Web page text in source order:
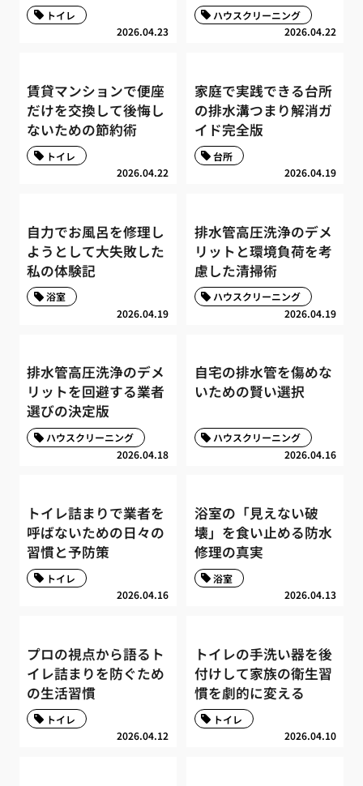
2026.04.23
トイレ
2026.04.22
ハウスクリーニング
賃貸マンションで便座
だけを交換して後悔し
ないための節約術
2026.04.22
トイレ
家庭で実践できる台所
の排水溝つまり解消ガ
イド完全版
2026.04.19
台所
自力でお風呂を修理し
ようとして大失敗した
私の体験記
2026.04.19
浴室
排水管高圧洗浄のデメ
リットと環境負荷を考
慮した清掃術
2026.04.19
ハウスクリーニング
排水管高圧洗浄のデメ
リットを回避する業者
選びの決定版
2026.04.18
ハウスクリーニング
自宅の排水管を傷めな
いための賢い選択
2026.04.16
ハウスクリーニング
トイレ詰まりで業者を
呼ばないための日々の
習慣と予防策
2026.04.16
トイレ
浴室の「見えない破
壊」を食い止める防水
修理の真実
2026.04.13
浴室
プロの視点から語るト
イレ詰まりを防ぐため
の生活習慣
2026.04.12
トイレ
トイレの手洗い器を後
付けして家族の衛生習
慣を劇的に変える
2026.04.10
トイレ